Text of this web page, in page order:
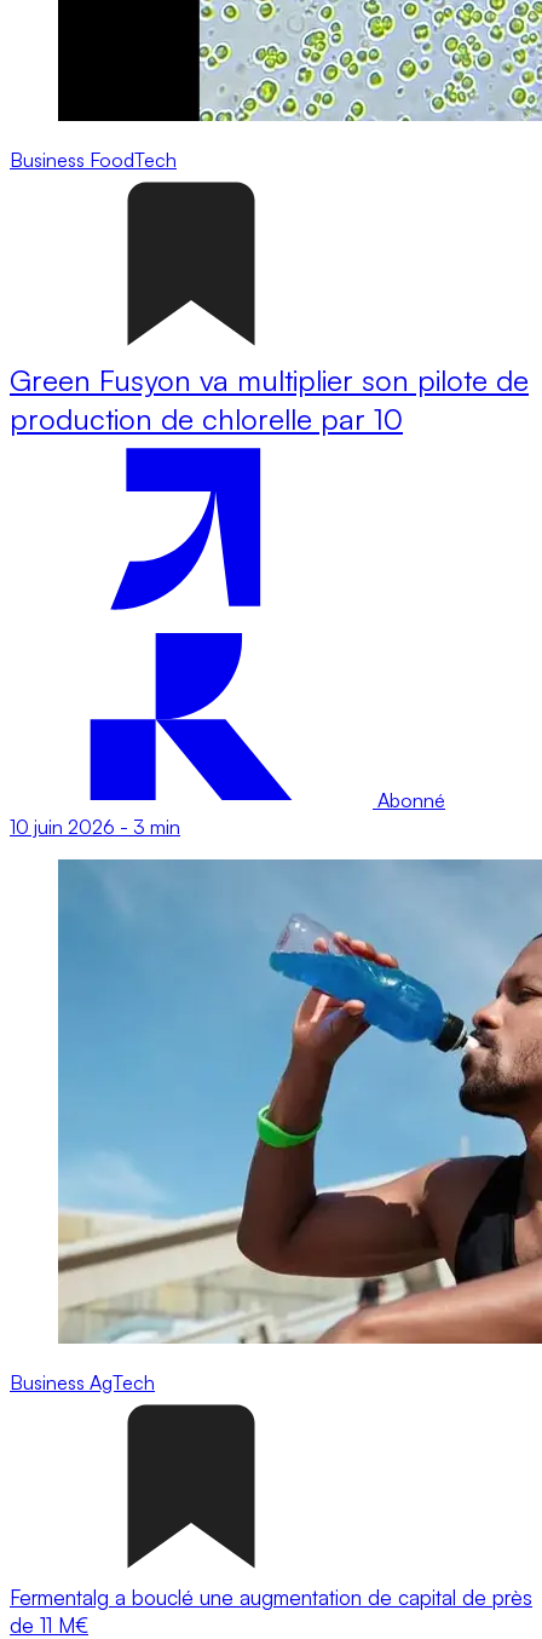
Business FoodTech
Green Fusyon va multiplier son pilote de
production de chlorelle par 10
Abonné
10 juin 2026 - 3 min
Business AgTech
Fermentalg a bouclé une augmentation de capital de près
de 11 M€